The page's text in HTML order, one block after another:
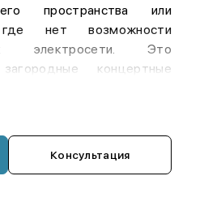
пространства или
нет возможности
электросети. Это
концертные
предприятия и т. д. К
станций освещения
Консультация